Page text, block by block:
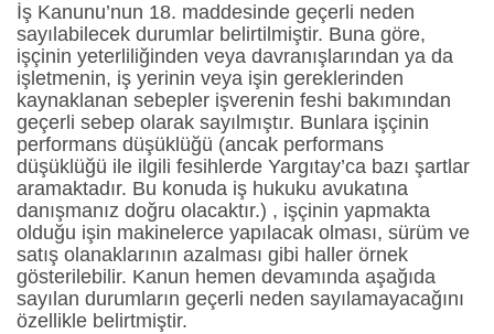
İş Kanunu’nun 18. maddesinde geçerli neden
sayılabilecek durumlar belirtilmiştir. Buna göre,
işçinin yeterliliğinden veya davranışlarından ya da
işletmenin, iş yerinin veya işin gereklerinden
kaynaklanan sebepler işverenin feshi bakımından
geçerli sebep olarak sayılmıştır. Bunlara işçinin
performans düşüklüğü (ancak performans
düşüklüğü ile ilgili fesihlerde Yargıtay’ca bazı şartlar
aramaktadır. Bu konuda iş hukuku avukatına
danışmanız doğru olacaktır.) , işçinin yapmakta
olduğu işin makinelerce yapılacak olması, sürüm ve
satış olanaklarının azalması gibi haller örnek
gösterilebilir. Kanun hemen devamında aşağıda
sayılan durumların geçerli neden sayılamayacağını
özellikle belirtmiştir.